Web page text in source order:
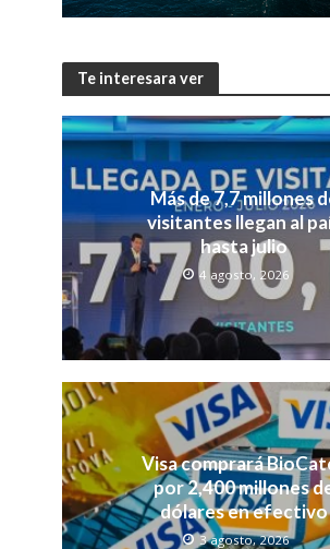
Te interesara ver
Más de 7,7 millones
visitantes llegan al
hasta julio
4 agosto, 2026
Visa comprará
por 2,400 millones
dólares en efectivo
3 agosto, 2026